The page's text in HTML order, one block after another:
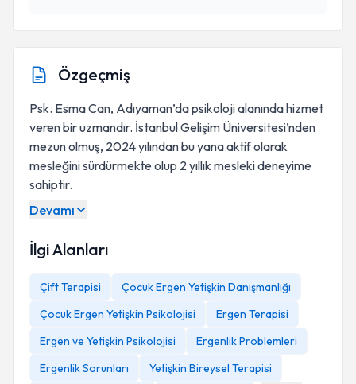
Özgeçmiş
Psk. Esma Can, Adıyaman’da psikoloji alanında hizmet
veren bir uzmandır. İstanbul Gelişim Üniversitesi’nden
mezun olmuş, 2024 yılından bu yana aktif olarak
mesleğini sürdürmekte olup 2 yıllık mesleki deneyime
sahiptir.
Devamı
İlgi Alanları
Çift Terapisi
Çocuk Ergen Yetişkin Danışmanlığı
Çocuk Ergen Yetişkin Psikolojisi
Ergen Terapisi
Ergen ve Yetişkin Psikolojisi
Ergenlik Problemleri
Ergenlik Sorunları
Yetişkin Bireysel Terapisi